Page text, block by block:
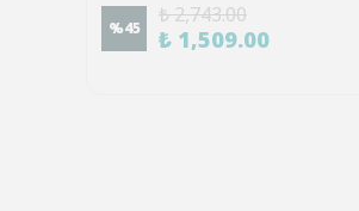
%45
₺ 2,743.00
₺ 1,509.00